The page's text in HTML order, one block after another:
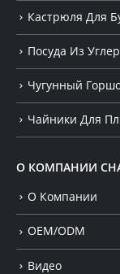
Кастрюля Для
Посуда Из
Чугунный
Чайники Для
О КОМПАНИИ
О Компании
OEM/ODM
Видео